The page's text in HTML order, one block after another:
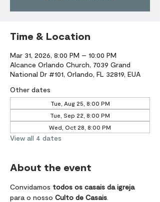
Time & Location
Mar 31, 2026, 8:00 PM – 10:00 PM
Alcance Orlando Church, 7039 Grand
National Dr #101, Orlando, FL 32819, EUA
Other dates
Tue, Aug 25, 8:00 PM
Tue, Sep 22, 8:00 PM
Wed, Oct 28, 8:00 PM
View all 4 dates
About the event
Convidamos todos os casais da igreja
para o nosso Culto de Casais.